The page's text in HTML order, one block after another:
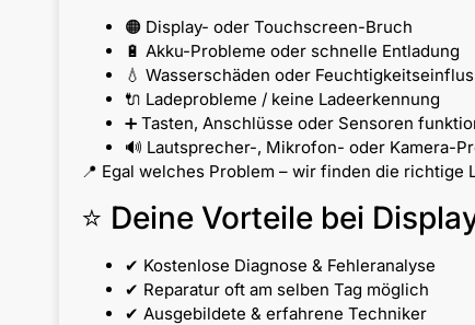
🟠 Display- oder Touchscreen-Bruch
🔋 Akku-Probleme oder schnelle Entladung
💧 Wasserschäden oder
🔌 Ladeprobleme / keine Ladeerkennung
➕ Tasten, Anschlüsse oder Sensoren
🔊 Lautsprecher-, Mikrofon- oder Kamera-
📍 Egal welches Problem – wir finden die richtige
⭐ Deine Vorteile bei
✔ Kostenlose Diagnose & Fehleranalyse
✔ Reparatur oft am selben Tag möglich
✔ Ausgebildete & erfahrene Techniker